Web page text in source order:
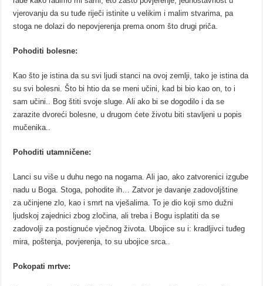
vjerovanju da su tuđe riječi istinite u velikim i malim stvarima, pa
stoga ne dolazi do nepovjerenja prema onom što drugi priča.
Pohoditi bolesne:
Kao što je istina da su svi ljudi stanci na ovoj zemlji, tako je istina da
su svi bolesni. Što bi htio da se meni učini, kad bi bio kao on, to i
sam učini.. Bog štiti svoje sluge. Ali ako bi se dogodilo i da se
zarazite dvoreći bolesne, u drugom ćete životu biti stavljeni u popis
mučenika..
Pohoditi utamničene:
Lanci su više u duhu nego na nogama. Ali jao, ako zatvorenici izgube
nadu u Boga. Stoga, pohodite ih… Zatvor je davanje zadovoljštine
za učinjene zlo, kao i smrt na vješalima. To je dio koji smo dužni
ljudskoj zajednici zbog zločina, ali treba i Bogu isplatiti da se
zadovolji za postignuće vječnog života. Ubojice su i: kradljivci tuđeg
mira, poštenja, povjerenja, to su ubojice srca..
Pokopati mrtve: